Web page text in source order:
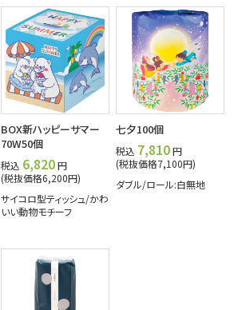
BOX新ハッピーサマー
70W50個
税込 6,820円
(税抜価格6,200円)
サイコロ型ティッシュ/かわ
いい動物モチーフ
七夕100個
税込 7,810円
(税抜価格7,100円)
ダブル/ロール:白無地